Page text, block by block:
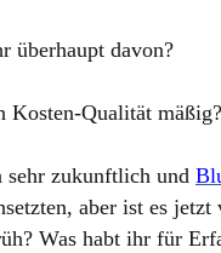
überhaupt davon?
Kosten-Qualität mäßig?
sehr zukunftlich und
aber ist es
Was habt ihr für